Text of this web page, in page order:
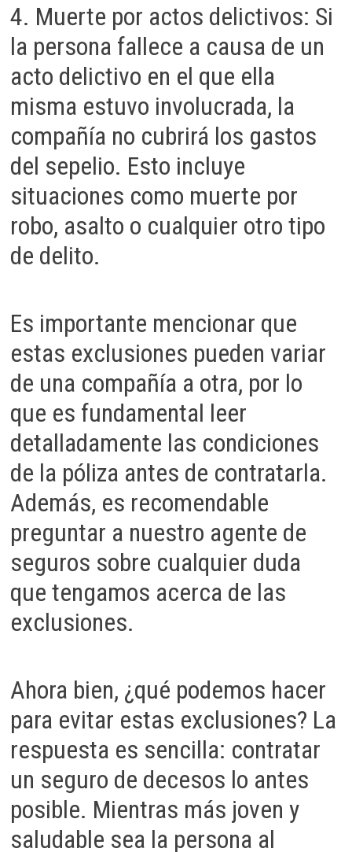
4. Muerte por actos delictivos: Si
la persona fallece a causa de un
acto delictivo en el que ella
misma estuvo involucrada, la
compañía no cubrirá los gastos
del sepelio. Esto incluye
situaciones como muerte por
robo, asalto o cualquier otro tipo
de delito.
Es importante mencionar que
estas exclusiones pueden variar
de una compañía a otra, por lo
que es fundamental leer
detalladamente las condiciones
de la póliza antes de contratarla.
Además, es recomendable
preguntar a nuestro agente de
seguros sobre cualquier duda
que tengamos acerca de las
exclusiones.
Ahora bien, ¿qué podemos hacer
para evitar estas exclusiones? La
respuesta es sencilla: contratar
un seguro de decesos lo antes
posible. Mientras más joven y
saludable sea la persona al